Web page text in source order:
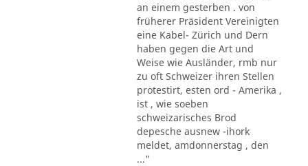
an einem gesterben . von
früherer Präsident Vereinigten
eine Kabel- Zürich und Dern
haben gegen die Art und
Weise wie Ausländer, rmb nur
zu oft Schweizer ihren Stellen
protestirt, esten ord - Amerika ,
ist , wie soeben
schweizarisches Brod
depesche ausnew -ihork
meldet, amdonnerstag , den
..."